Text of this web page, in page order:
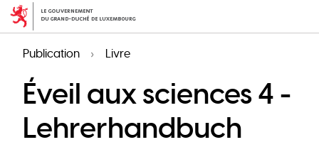
Aller
au
principal
Publication Livre
Éveil aux sciences 4 -
Lehrerhandbuch